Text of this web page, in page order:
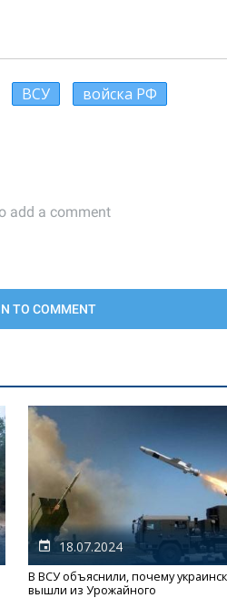
ВСУ войска РФ
18.07.2024
В ВСУ объяснили, почему
вышли из Урожайного